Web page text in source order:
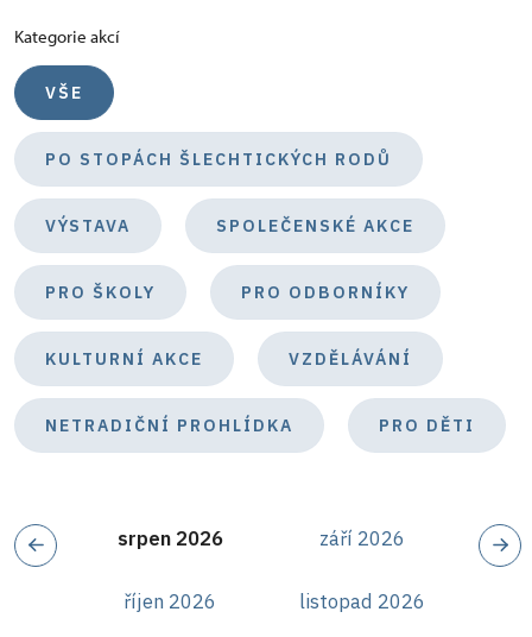
Kategorie akcí
VŠE
PO STOPÁCH ŠLECHTICKÝCH RODŮ
VÝSTAVA SPOLEČENSKÉ AKCE
PRO ŠKOLY PRO ODBORNÍKY
KULTURNÍ AKCE VZDĚLÁVÁNÍ
NETRADIČNÍ PROHLÍDKA PRO DĚTI
srpen 2026 září 2026
říjen 2026 listopad 2026